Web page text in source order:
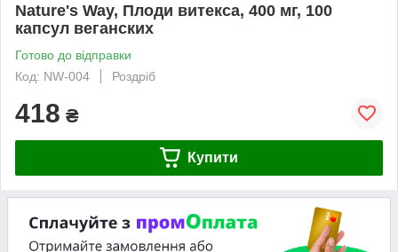
Nature's Way, Плоди витекса, 400 мг, 100
капсул веганских
Готово до відправки
Код: NW-004
Роздріб
418 ₴
Купити